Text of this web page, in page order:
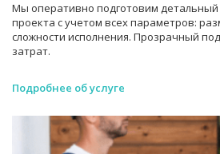
Мы оперативно подготовим детальный
проекта с учетом всех параметров:
сложности исполнения. Прозрачный
затрат.
Подробнее об услуге